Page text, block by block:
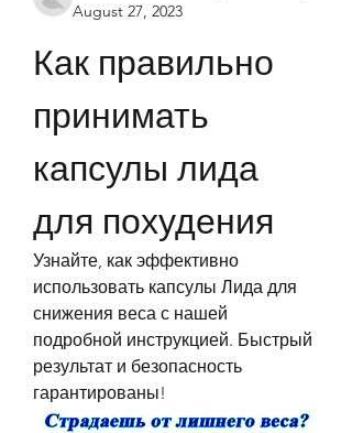
August 27, 2023
Как правильно
принимать
капсулы лида
для похудения
Узнайте, как эффективно
использовать капсулы Лида для
снижения веса с нашей
подробной инструкцией. Быстрый
результат и безопасность
гарантированы!